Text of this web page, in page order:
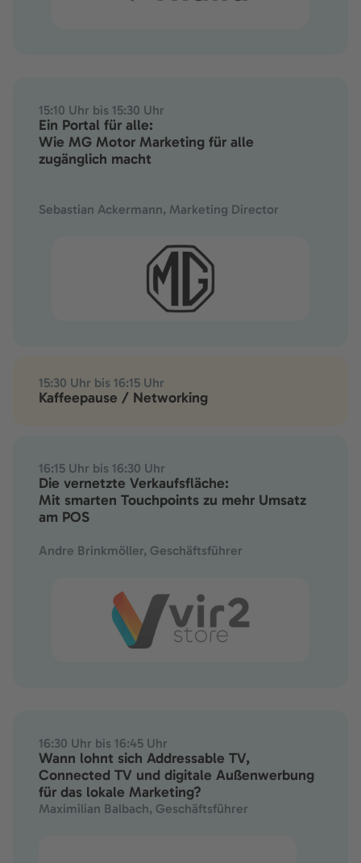
15:10 Uhr bis 15:30 Uhr
Ein Portal für alle:
Wie MG Motor Marketing für alle
zugänglich macht
Sebastian Ackermann, Marketing Director
15:30 Uhr bis 16:15 Uhr
Kaffeepause / Networking
16:15 Uhr bis 16:30 Uhr
Die vernetzte Verkaufsfläche:
Mit smarten Touchpoints zu mehr Umsatz
am POS
Andre Brinkmöller, Geschäftsführer
16:30 Uhr bis 16:45 Uhr
Wann lohnt sich Addressable TV,
Connected TV und digitale Außenwerbung
für das lokale Marketing?
Maximilian Balbach, Geschäftsführer